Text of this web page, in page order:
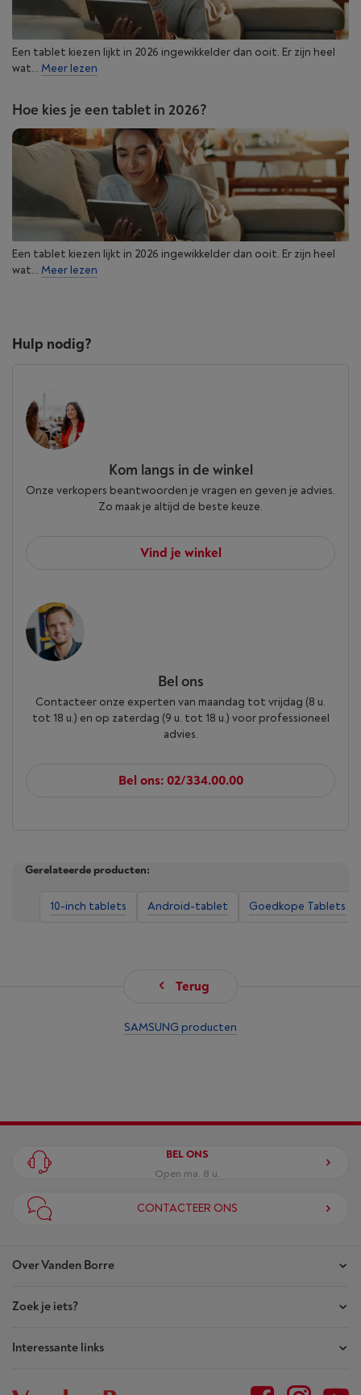
Een tablet kiezen lijkt in 2026 ingewikkelder dan ooit. Er zijn heel
wat... Meer lezen
Hoe kies je een tablet in 2026?
Een tablet kiezen lijkt in 2026 ingewikkelder dan ooit. Er zijn heel
wat... Meer lezen
Hulp nodig?
Kom langs in de winkel
Onze verkopers beantwoorden je vragen en geven je advies.
Zo maak je altijd de beste keuze.
Vind je winkel
Bel ons
Contacteer onze experten van maandag tot vrijdag (8 u.
tot 18 u.) en op zaterdag (9 u. tot 18 u.) voor professioneel
advies.
Bel ons: 02/334.00.00
Gerelateerde producten:
10-inch tablets Android-tablet Goedkope Tablets
Terug
SAMSUNG producten
Over Vanden Borre
Onze winkels
Akte van Vertrouwen
Zoek je iets?
Je bestellingen
Interessante links
BEL ONS
Open ma. 8 u.
CONTACTEER ONS